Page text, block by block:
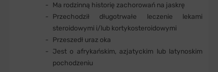
Ma rodzinną historię zachorowań na jaskrę
Przechodził długotrwałe leczenie lekami
steroidowymi i/lub kortykosteroidowymi
Przeszedł uraz oka
Jest o afrykańskim, azjatyckim lub latynoskim
pochodzeniu